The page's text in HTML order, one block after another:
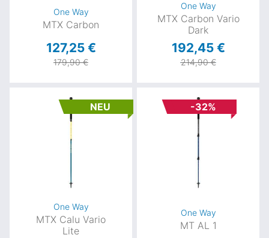
One Way
MTX Carbon
127,25 €
179,90 €
One Way
MTX Carbon Vario
Dark
192,45 €
214,90 €
NEU
One Way
MTX Calu Vario
Lite
-32%
One Way
MT AL 1